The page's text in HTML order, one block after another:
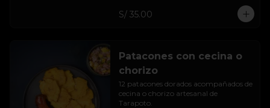
S/ 35.00
Patacones con cecina o
chorizo
12 patacones dorados acompañados de
cecina o chorizo artesanal de
Tarapoto.